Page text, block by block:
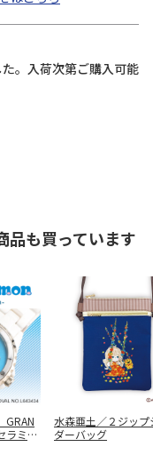
。入荷次第ご購入可能
品も買っています
GRAN
ラミッ
水森亜土／２ジップ
ダーバッグ